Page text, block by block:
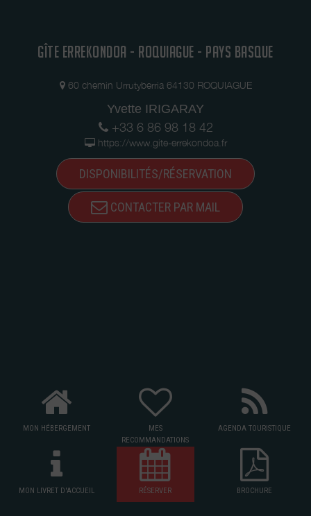
GÎTE ERREKONDOA - ROQUIAGUE - PAYS BASQUE
60 chemin Urrutyberria 64130 ROQUIAGUE
Yvette IRIGARAY
+33 6 86 98 18 42
https://www.gite-errekondoa.fr
DISPONIBILITÉS/RÉSERVATION
CONTACTER PAR MAIL
MON HÉBERGEMENT
MES
RECOMMANDATIONS
AGENDA TOURISTIQUE
MON LIVRET D'ACCUEIL RÉSERVER BROCHURE